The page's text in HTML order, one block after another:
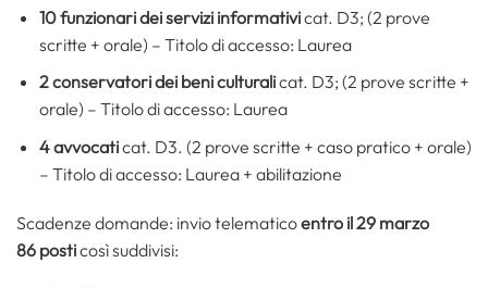
10 funzionari dei servizi informativicat. D3; (2 prove
scritte + orale) – Titolo di accesso: Laurea
2 conservatori dei beni culturalicat. D3; (2 prove scritte +
orale) – Titolo di accesso: Laurea
4 avvocaticat. D3. (2 prove scritte + caso pratico + orale)
– Titolo di accesso: Laurea + abilitazione
Scadenze domande: invio telematicoentro il 29 marzo
86 posticosì suddivisi: